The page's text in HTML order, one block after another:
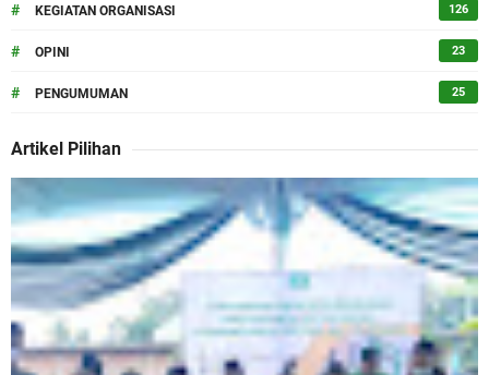
# KEGIATAN ORGANISASI 126
# OPINI 23
# PENGUMUMAN 25
Artikel Pilihan